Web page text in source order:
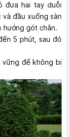
đưa hai tay duỗi
đầu xuống sàn
hướng gót chân.
5 phút, sau đó
vững để không bị